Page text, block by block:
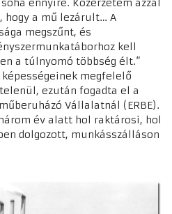
ennyire. Közérzetem azzal
hogy a mű lezárult… A
megszűnt, és
kell
a túlnyomó többség élt.”
megfelelő
ezután fogadta el a
Vállalatnál (ERBE).
év alatt hol raktárosi, hol
dolgozott, munkásszálláson